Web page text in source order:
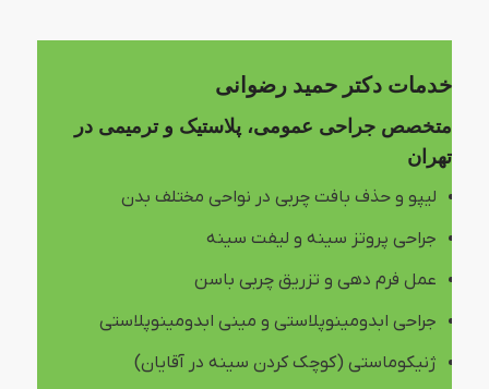
خدمات دکتر حمید رضوانی
متخصص جراحی عمومی، پلاستیک و ترمیمی در
تهران
لیپو و حذف بافت چربی در نواحی مختلف بدن
جراحی پروتز سینه و لیفت سینه
عمل فرم دهی و تزریق چربی باسن
جراحی ابدومینوپلاستی و مینی ابدومینوپلاستی
ژنیکوماستی (کوچک کردن سینه در آقایان)